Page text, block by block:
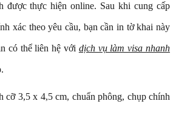
thực hiện online. Sau khi cung cấp
xác theo yêu cầu, bạn cần in tờ khai này
có thể liên hệ với dịch vụ làm visa nhanh
3,5 x 4,5 cm, chuẩn phông, chụp chính